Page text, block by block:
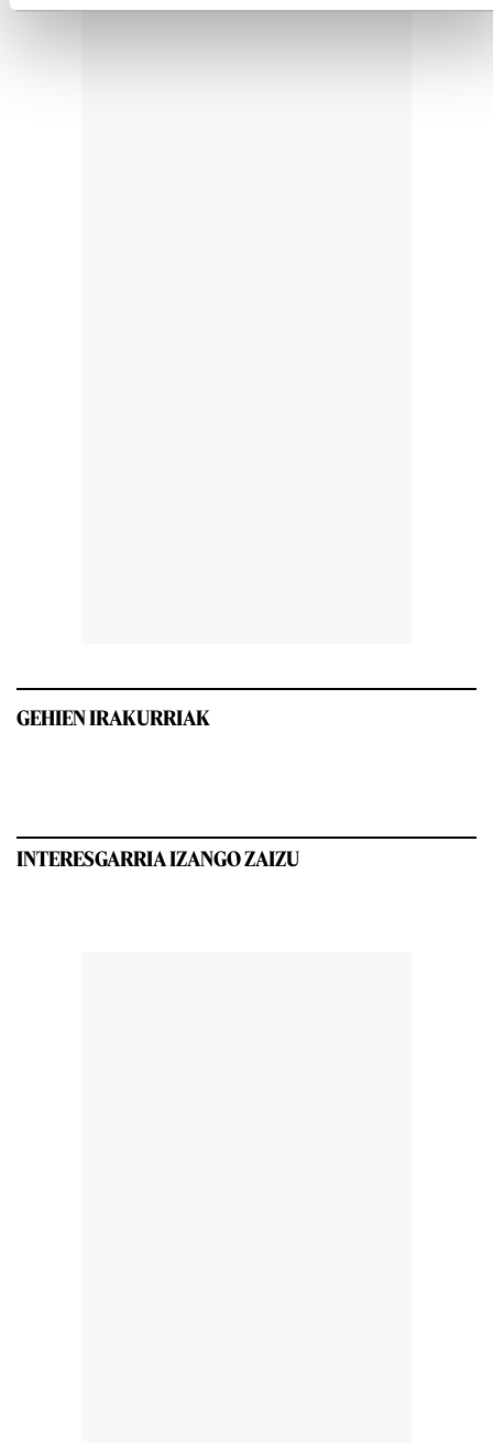
GEHIEN IRAKURRIAK
INTERESGARRIA IZANGO ZAIZU